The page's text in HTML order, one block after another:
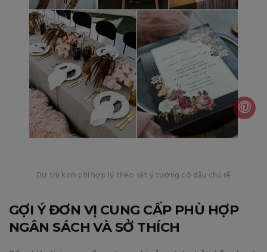
Dự trù kinh phí hợp lý theo sát ý tưởng cô dâu chú rể
GỢI Ý ĐƠN VỊ CUNG CẤP PHÙ HỢP
NGÂN SÁCH VÀ SỞ THÍCH